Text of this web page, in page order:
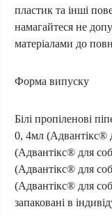
пластик та інші
намагайтеся не
матеріалами до
Форма випуску
Білі пропіленові
0, 4мл (Адвантікс®
(Адвантікс® для
(Адвантікс® для
(Адвантікс® для
запаковані в